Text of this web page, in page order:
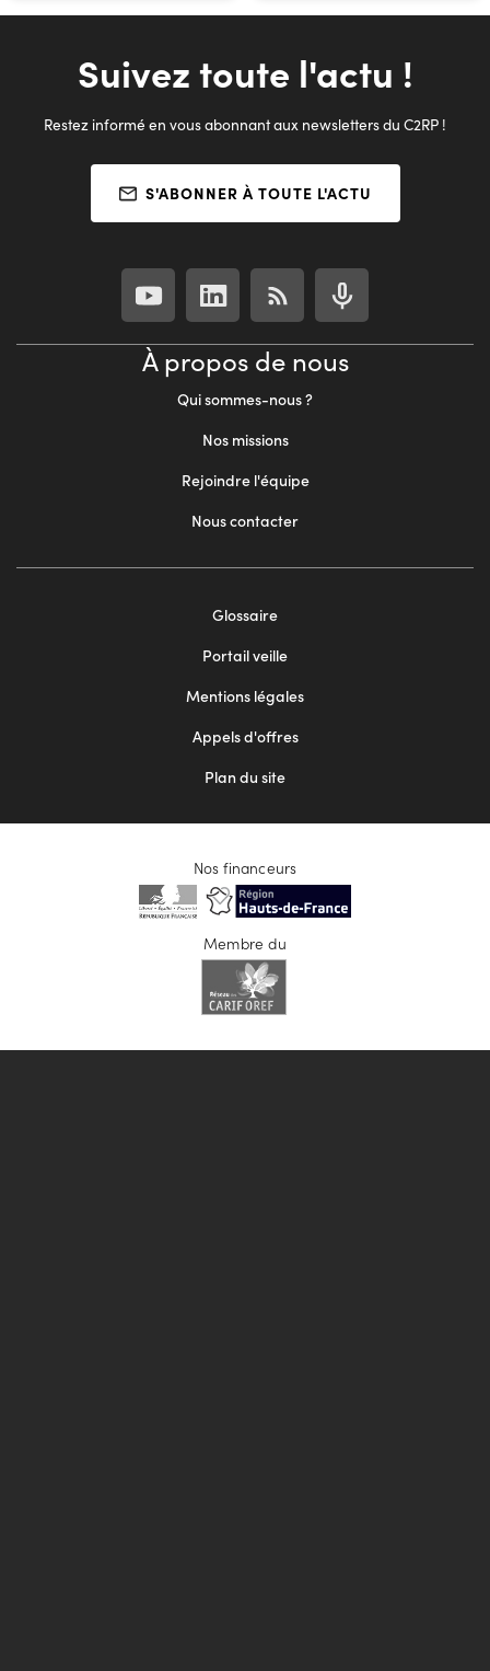
Suivez toute l'actu !
Restez informé en vous abonnant aux newsletters du C2RP !
S'ABONNER À TOUTE L'ACTU
À propos de nous
Qui sommes-nous ?
Nos missions
Rejoindre l'équipe
Nous contacter
Glossaire
Portail veille
Mentions légales
Appels d'offres
Plan du site
Nos financeurs
Membre du